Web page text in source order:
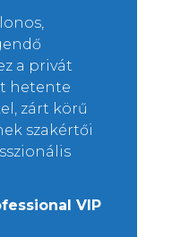
a privát
hetente
zárt körű
szakértői
VIP